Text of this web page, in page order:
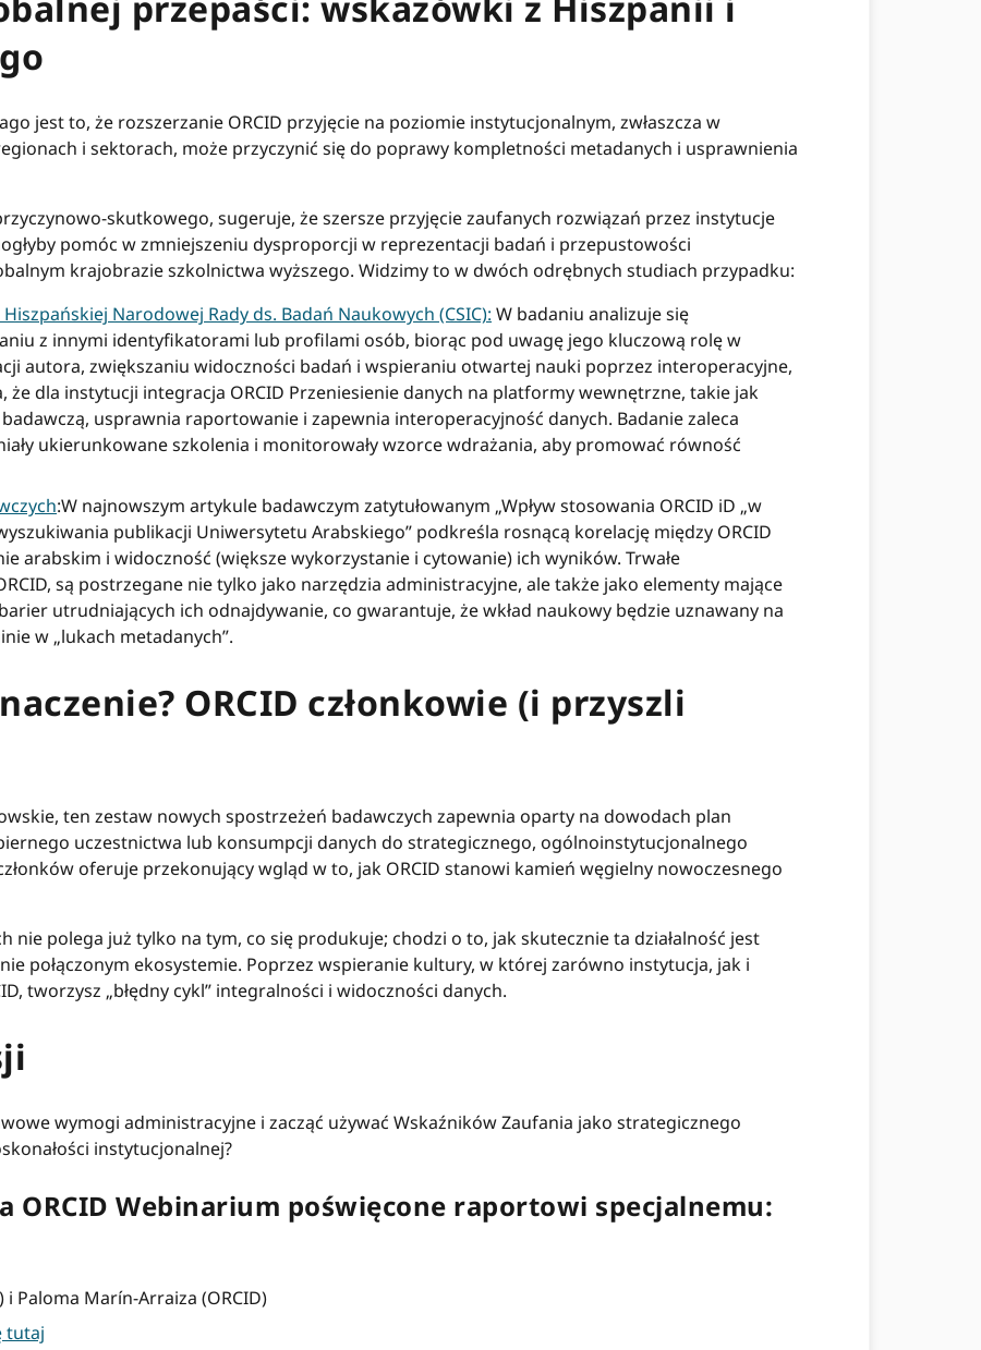
jest to, że rozszerzanie ORCID przyjęcie na poziomie instytucjonalnym, zwłaszcza w
i sektorach, może przyczynić się do poprawy kompletności metadanych i usprawnienia
skutkowego, sugeruje, że szersze przyjęcie zaufanych rozwiązań przez instytucje
pomóc w zmniejszeniu dysproporcji w reprezentacji badań i przepustowości
krajobrazie szkolnictwa wyższego. Widzimy to w dwóch odrębnych studiach przypadku:
Narodowej Rady ds. Badań Naukowych (CSIC): W badaniu analizuje się
z innymi identyfikatorami lub profilami osób, biorąc pod uwagę jego kluczową rolę w
autora, zwiększaniu widoczności badań i wspieraniu otwartej nauki poprzez interoperacyjne,
że ​​dla instytucji integracja ORCID Przeniesienie danych na platformy wewnętrzne, takie jak
usprawnia raportowanie i zapewnia interoperacyjność danych. Badanie zaleca
ukierunkowane szkolenia i monitorowały wzorce wdrażania, aby promować równość
:W najnowszym artykule badawczym zatytułowanym „Wpływ stosowania ORCID iD „w
publikacji Uniwersytetu Arabskiego” podkreśla rosnącą korelację między ORCID
arabskim i widoczność (większe wykorzystanie i cytowanie) ich wyników. Trwałe
są postrzegane nie tylko jako narzędzia administracyjne, ale także jako elementy mające
utrudniających ich odnajdywanie, co gwarantuje, że wkład naukowy będzie uznawany na
w „lukach metadanych”.
ORCID członkowie (i przyszli
ten zestaw nowych spostrzeżeń badawczych zapewnia oparty na dowodach plan
uczestnictwa lub konsumpcji danych do strategicznego, ogólnoinstytucjonalnego
oferuje przekonujący wgląd w to, jak ORCID stanowi kamień węgielny nowoczesnego
nie polega już tylko na tym, co się produkuje; chodzi o to, jak skutecznie ta działalność jest
połączonym ekosystemie. Poprzez wspieranie kultury, w której zarówno instytucja, jak i
tworzysz „błędny cykl” integralności i widoczności danych.
wymogi administracyjne i zacząć używać Wskaźników Zaufania jako strategicznego
instytucjonalnej?
ORCID Webinarium poświęcone raportowi specjalnemu:
i Paloma Marín-Arraiza (ORCID)
tutaj